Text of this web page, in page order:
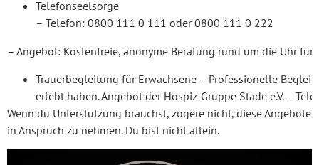
– Telefon: 0800 111 0 111 oder 0800 111 0 222
– Angebot: Kostenfreie, anonyme Beratung rund um die Uhr
Trauerbegleitung für Erwachsene – Professionelle
erlebt haben. Angebot der Hospiz-Gruppe Stade e.V. –
Wenn du Unterstützung brauchst, zögere nicht, diese Angebote
in Anspruch zu nehmen. Du bist nicht allein.